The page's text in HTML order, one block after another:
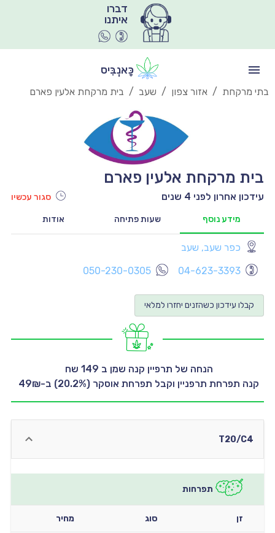
איתנו
כָּאנְבִּיס
בתי מרקחת / אזור צפון / שעב / בית מרקחת אלעין פארם
בית מרקחת אלעין פארם
עידכון אחרון לפני 4 שנים סגור עכשיו
מידע נוסף שעות פתיחה אודות
כפר שעב, שעב
04-623-3393
050-230-0305
קבלו עידכון כשהזנים יחזרו למלאי
קנה תפרחת תרפניין וקבל תפרחת אוסקר (20.2%) ב-49₪
T20/C4
תפרחות
זן סוג מחיר